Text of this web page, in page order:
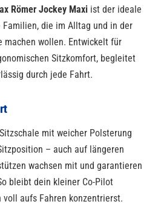
Römer Jockey Maxi ist der ideale
die im Alltag und in der
machen wollen. Entwickelt für
Sitzkomfort, begleitet
durch jede Fahrt.
mit weicher Polsterung
– auch auf längeren
wachsen mit und garantieren
bleibt dein kleiner Co-Pilot
aufs Fahren konzentrierst.